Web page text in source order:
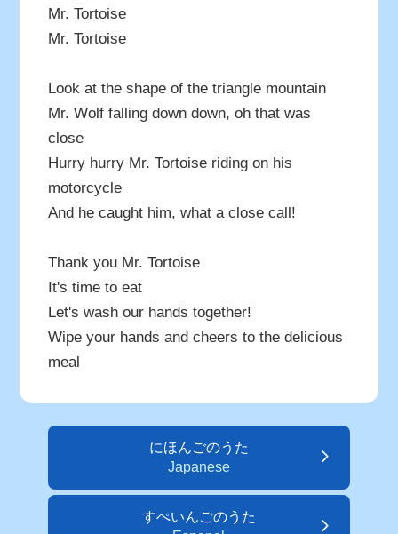
Mr. Tortoise
Mr. Tortoise
Look at the shape of the triangle mountain
Mr. Wolf falling down down, oh that was
close
Hurry hurry Mr. Tortoise riding on his
motorcycle
And he caught him, what a close call!
Thank you Mr. Tortoise
It's time to eat
Let's wash our hands together!
Wipe your hands and cheers to the delicious
meal
にほんごのうた
Japanese
すぺいんごのうた